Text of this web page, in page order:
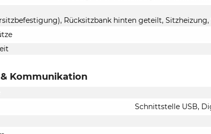
Rücksitzbank hinten geteilt,
Kommunikation
Schnittstelle USB,